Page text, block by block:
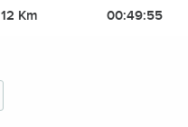
12 Km 00:49:55